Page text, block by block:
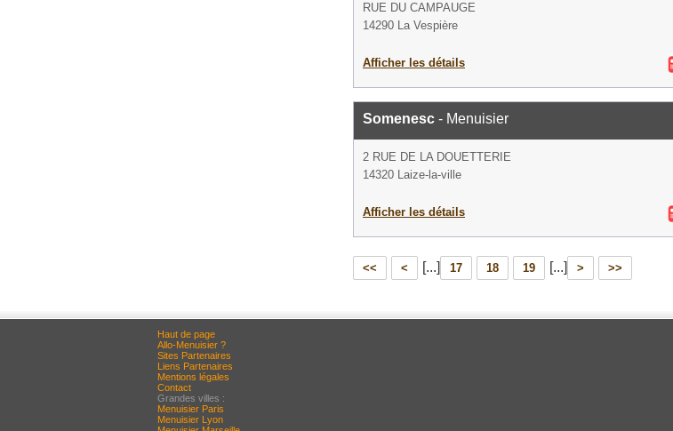
RUE DU CAMPAUGE
14290 La Vespière
Afficher les détails
Somenesc - Menuisier
2 RUE DE LA DOUETTERIE
14320 Laize-la-ville
Afficher les détails
<< < [...] 17 18 19 [...] > >>
Haut de page
Allo-Menuisier ?
Sites Partenaires
Liens Partenaires
Mentions légales
Contact
Grandes villes :
Menuisier Paris
Menuisier Lyon